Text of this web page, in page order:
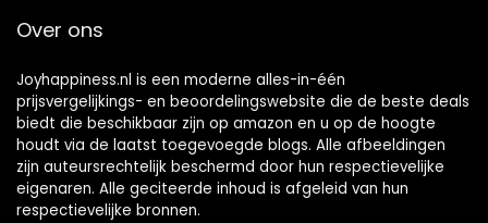
Over ons
Joyhappiness.nl is een moderne alles-in-één
prijsvergelijkings- en beoordelingswebsite die de beste deals
biedt die beschikbaar zijn op amazon en u op de hoogte
houdt via de laatst toegevoegde blogs. Alle afbeeldingen
zijn auteursrechtelijk beschermd door hun respectievelijke
eigenaren. Alle geciteerde inhoud is afgeleid van hun
respectievelijke bronnen.